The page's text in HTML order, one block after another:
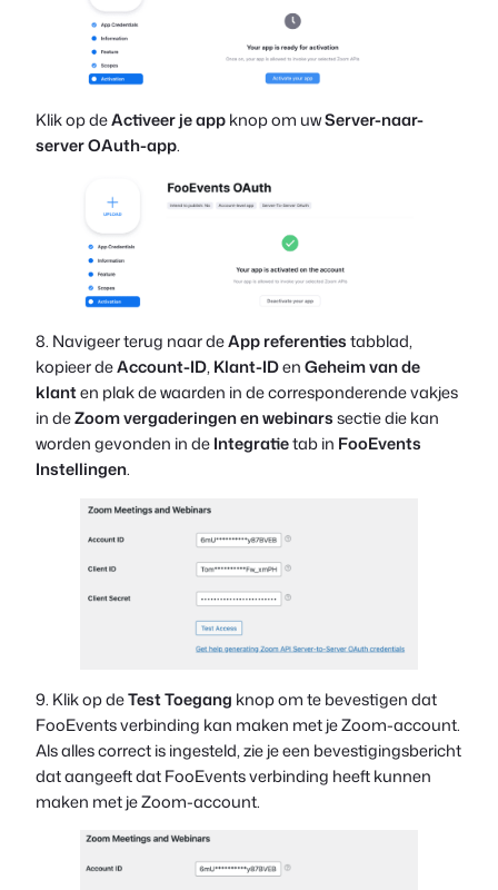
Klik op deActiveer je appknop om uwServer-naar-
server OAuth-app.
8. Navigeer terug naar deApp referentiestabblad,
kopieer deAccount-ID,Klant-IDenGeheim van de
klanten plak de waarden in de corresponderende vakjes
in deZoom vergaderingen en webinarssectie die kan
worden gevonden in deIntegratietab in FooEvents
Instellingen.
9. Klik op deTest Toegang knop om te bevestigen dat
FooEvents verbinding kan maken met je Zoom-account.
Als alles correct is ingesteld, zie je een bevestigingsbericht
dat aangeeft dat FooEvents verbinding heeft kunnen
maken met je Zoom-account.